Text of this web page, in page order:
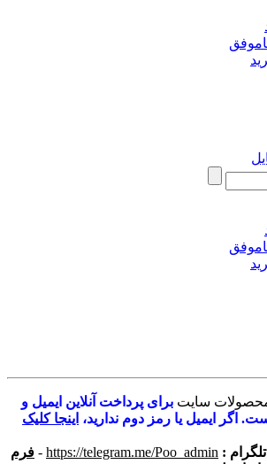
سایت برای پرداخت آنلاین ایمیل و
اگر ایمیل یا رمز دوم ندارید، اینجا کلیک
تلگرام : https://telegram.me/Poo_admin
- فرم